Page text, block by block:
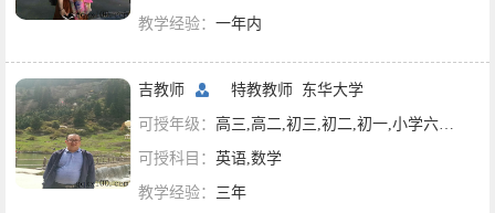
教学经验： 一年内
吉教师 特教教师 东华大学
可授年级： 高三,高二,初三,初二,初一,小学六年级,小学四年级,小学三年级,小学二年级,小学一年级
可授科目： 英语,数学
教学经验： 三年